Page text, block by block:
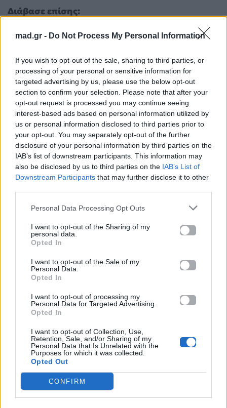
mad.gr - Do Not Process My Personal Information
If you wish to opt-out of the sale, sharing to third parties, or
processing of your personal or sensitive information for
targeted advertising by us, please use the below opt-out
section to confirm your selection. Please note that after your
opt-out request is processed you may continue seeing
interest-based ads based on personal information utilized by
us or personal information disclosed to third parties prior to
your opt-out. You may separately opt-out of the further
disclosure of your personal information by third parties on the
IAB’s list of downstream participants. This information may
also be disclosed by us to third parties on the IAB’s List of
Downstream Participants that may further disclose it to other
Personal Data Processing Opt Outs
I want to opt-out of the Sharing of my
personal data.
Opted In
I want to opt-out of the Sale of my
Personal Data.
Opted In
I want to opt-out of processing my
Personal Data for Targeted Advertising.
Opted In
I want to opt-out of Collection, Use,
Retention, Sale, and/or Sharing of my
Personal Data that Is Unrelated with the
Purposes for which it was collected.
Opted Out
CONFIRM
Διάβασε επίσης:
«Τον είδα να δακρύζει και κατάλαβα τα
για τον πατέρα του
Αθηνά Οικονομάκου: Ο «μυστικός» γάμος
και το ξαφνικό bachelorette στη Λισαβόνα
Για σχόλια, μηνύματα ή φωτογραφικό υλικό
σχετικά με τοMad.gr, επισκεφτείτε μας στο
Facebook , επικοινωνήστε μέσωTwitterή
ακολουθήστε μας στοInstagram.
Maestro Χριστόφορος Παπακαλιάτης
Ακολουθήστε το
Mad.gr στο Google
News
Mad.gr στο MSN
Μοιράσου αυτό το άρθρο
Προηγούμενο